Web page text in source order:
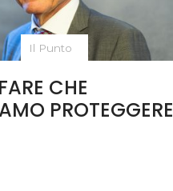
Il Punto
CHE
PROTEGGERE